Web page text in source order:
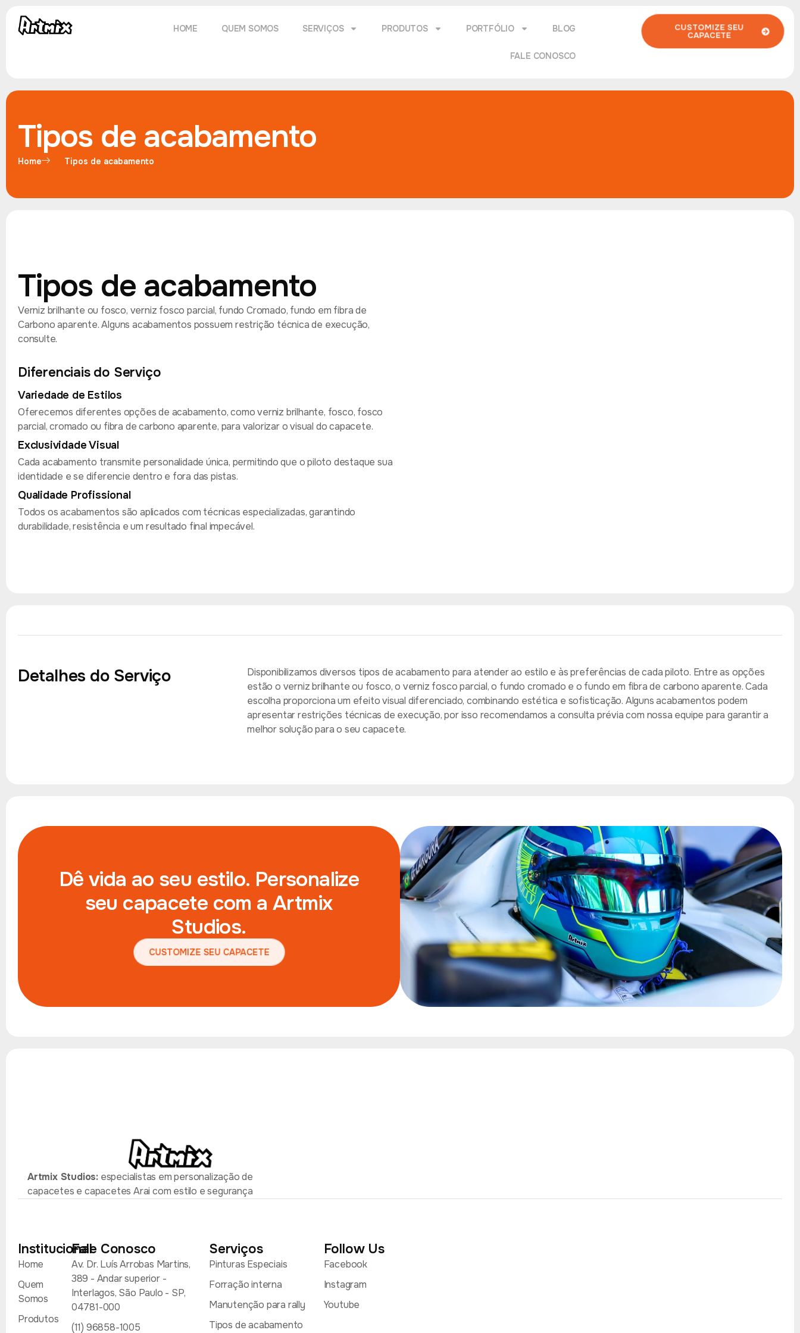
HOME QUEM SOMOS SERVIÇOS PRODUTOS PORTFÓLIO BLOG
FALE CONOSCO
CUSTOMIZE SEU
CAPACETE
Tipos de acabamento
Home Tipos de acabamento
Tipos de acabamento
Verniz brilhante ou fosco, verniz fosco parcial, fundo Cromado, fundo em fibra de
Carbono aparente. Alguns acabamentos possuem restrição técnica de execução,
consulte.
Diferenciais do Serviço
Variedade de Estilos
Oferecemos diferentes opções de acabamento, como verniz brilhante, fosco, fosco
parcial, cromado ou fibra de carbono aparente, para valorizar o visual do capacete.
Exclusividade Visual
Cada acabamento transmite personalidade única, permitindo que o piloto destaque sua
identidade e se diferencie dentro e fora das pistas.
Qualidade Profissional
Todos os acabamentos são aplicados com técnicas especializadas, garantindo
durabilidade, resistência e um resultado final impecável.
Detalhes do Serviço
Disponibilizamos diversos tipos de acabamento para atender ao estilo e às preferências de cada piloto. Entre as opções
estão o verniz brilhante ou fosco, o verniz fosco parcial, o fundo cromado e o fundo em fibra de carbono aparente. Cada
escolha proporciona um efeito visual diferenciado, combinando estética e sofisticação. Alguns acabamentos podem
apresentar restrições técnicas de execução, por isso recomendamos a consulta prévia com nossa equipe para garantir a
melhor solução para o seu capacete.
Dê vida ao seu estilo. Personalize
seu capacete com a Artmix
Studios.
CUSTOMIZE SEU CAPACETE
Artmix Studios:especialistas em personalização de
capacetes e capacetes Arai com estilo e segurança
Institucional
Home
Quem
Somos
Produtos
Fale Conosco
Av. Dr. Luís Arrobas Martins,
389 - Andar superior -
Interlagos, São Paulo - SP,
04781-000
(11) 96858-1005
Serviços
Pinturas Especiais
Forração interna
Manutenção para rally
Tipos de acabamento
Follow Us
Facebook
Instagram
Youtube